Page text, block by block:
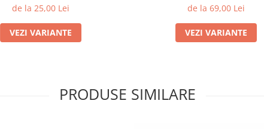
de la 25,00 Lei
VEZI VARIANTE
de la 69,00 Lei
VEZI VARIANTE
PRODUSE SIMILARE